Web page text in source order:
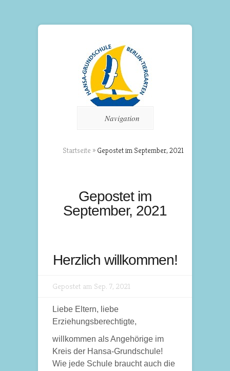
Navigation
Startseite » Gepostet im September, 2021
Gepostet im
September, 2021
Herzlich willkommen!
Gepostet am Sep. 7, 2021
Liebe Eltern, liebe
Erziehungsberechtigte,
willkommen als Angehörige im
Kreis der Hansa-Grundschule!
Wie jede Schule braucht auch die